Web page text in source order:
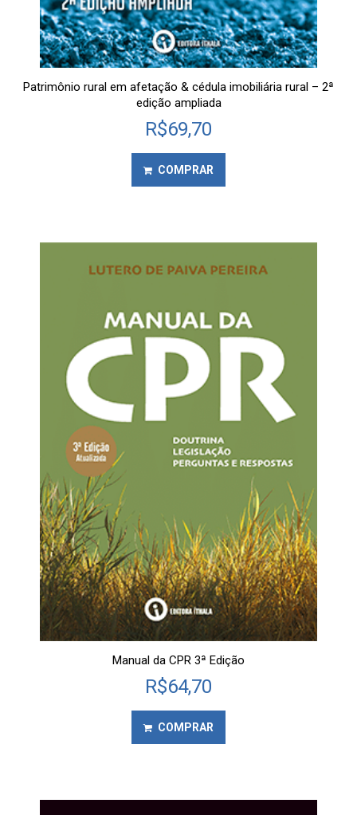
Patrimônio rural em afetação & cédula imobiliária rural – 2ª
edição ampliada
R$69,70
COMPRAR
Manual da CPR 3ª Edição
R$64,70
COMPRAR